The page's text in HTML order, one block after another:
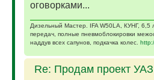
оговорками...
Дизельный Мастер. IFA W50LA, КУНГ, 6,5
передач, полные пневмоблокировки
наддув всех сапунов, подкачка колес.
Re: Продам проект